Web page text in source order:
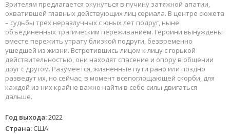
Зрителям предлагается окунуться в пучину затяжной апатии,
охватившей главных действующих лиц сериала. В центре сюжета
– судьбы трех неразлучных с юных лет подруг, ныне
объединенных трагическим переживанием. Героини вынуждены
вместе пережить утрату близкой подруги, безвременно
ушедшей из жизни. Встретившись лицом к лицу с горькой
действительностью, они находят спасение и опору в общении
друг с другом. Разумеется, жизненные пути рано или поздно
разведут их, но сейчас, в момент всепоглощающей скорби, для
каждой из них крайне важно найти в себе силы двигаться
дальше.
Год выхода:2022
Страна: США